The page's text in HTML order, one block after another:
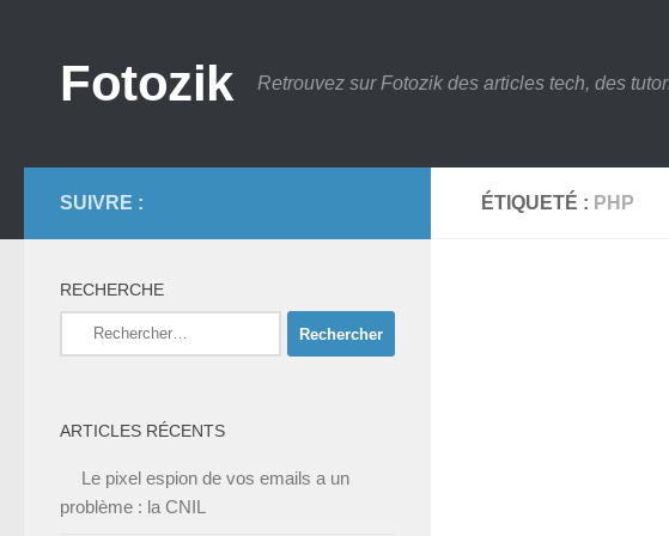
Fotozik Retrouvez sur Fotozik des articles tech, des
ÉTIQUETÉ : PHP
SUIVRE :
RECHERCHE
Rechercher :
ARTICLES RÉCENTS
Le pixel espion de vos emails a un
problème : la CNIL